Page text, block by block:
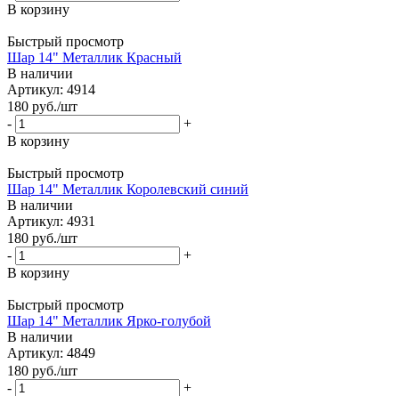
В корзину
Быстрый просмотр
Шар 14" Металлик Красный
В наличии
Артикул: 4914
180 руб./шт
-
+
В корзину
Быстрый просмотр
Шар 14" Металлик Королевский синий
В наличии
Артикул: 4931
180 руб./шт
-
+
В корзину
Быстрый просмотр
Шар 14" Металлик Ярко-голубой
В наличии
Артикул: 4849
180 руб./шт
-
+